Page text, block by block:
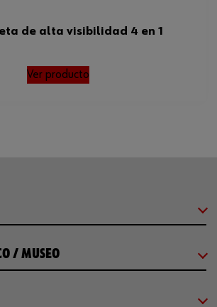
de alta visibilidad 4 en 1
Ver producto
/ MUSEO